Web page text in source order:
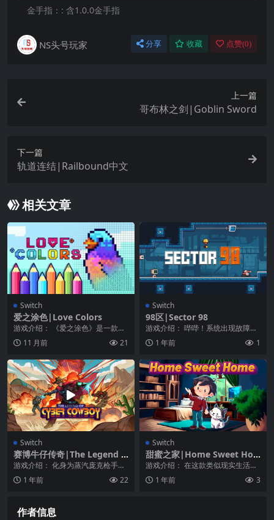
金手指：: 含1.0.0金手指
NS头号玩家 分享 收藏 点赞(0)
上一篇
哥布林之剑|Goblin Sword
下一篇
轨道连结|Railbound中文
相关文章
Switch
爱之涂色|Love Colors
游戏介绍： 《爱之涂色》是一款由
数字绘画的像素艺术游戏。这是超
级放松和容易开始！...
11 月前 21
Switch
98区|Sector 98
游戏介绍： 哔哔！系统出现故障
了！ 由于实验室的主系统遭到了网
络攻击，一些机器人...
1 年前 1
Switch
赛博牛仔传奇|The Legend o
f Cyber Cowboy中文
游戏介绍： 化身为蒸汽庞克枪手，
从电子盗贼帮派手中解放城镇！ 有
了电子科技，西部...
1 年前 22
Switch
甜蜜之家|Home Sweet Ho
me
游戏介绍： 在这款类似现实生活的
游戏中，你可以工作、娱乐，还可
以通过锻炼来保持健...
1 年前 3
作者信息